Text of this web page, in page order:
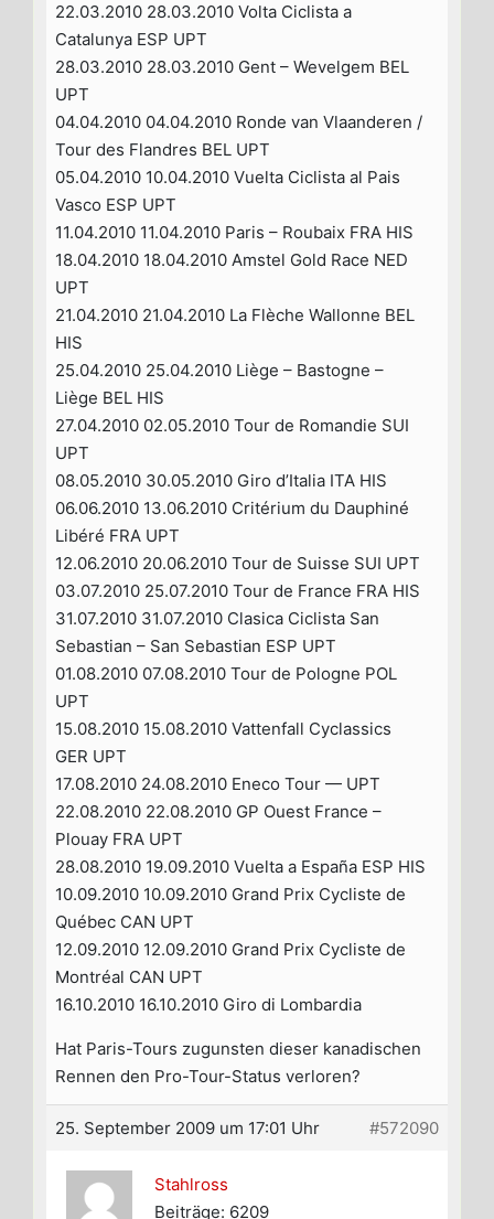
22.03.2010 28.03.2010 Volta Ciclista a
Catalunya ESP UPT
28.03.2010 28.03.2010 Gent – Wevelgem BEL
UPT
04.04.2010 04.04.2010 Ronde van Vlaanderen /
Tour des Flandres BEL UPT
05.04.2010 10.04.2010 Vuelta Ciclista al Pais
Vasco ESP UPT
11.04.2010 11.04.2010 Paris – Roubaix FRA HIS
18.04.2010 18.04.2010 Amstel Gold Race NED
UPT
21.04.2010 21.04.2010 La Flèche Wallonne BEL
HIS
25.04.2010 25.04.2010 Liège – Bastogne –
Liège BEL HIS
27.04.2010 02.05.2010 Tour de Romandie SUI
UPT
08.05.2010 30.05.2010 Giro d’Italia ITA HIS
06.06.2010 13.06.2010 Critérium du Dauphiné
Libéré FRA UPT
12.06.2010 20.06.2010 Tour de Suisse SUI UPT
03.07.2010 25.07.2010 Tour de France FRA HIS
31.07.2010 31.07.2010 Clasica Ciclista San
Sebastian – San Sebastian ESP UPT
01.08.2010 07.08.2010 Tour de Pologne POL
UPT
15.08.2010 15.08.2010 Vattenfall Cyclassics
GER UPT
17.08.2010 24.08.2010 Eneco Tour — UPT
22.08.2010 22.08.2010 GP Ouest France –
Plouay FRA UPT
28.08.2010 19.09.2010 Vuelta a España ESP HIS
10.09.2010 10.09.2010 Grand Prix Cycliste de
Québec CAN UPT
12.09.2010 12.09.2010 Grand Prix Cycliste de
Montréal CAN UPT
16.10.2010 16.10.2010 Giro di Lombardia
Hat Paris-Tours zugunsten dieser kanadischen
Rennen den Pro-Tour-Status verloren?
25. September 2009 um 17:01 Uhr #572090
Stahlross
Beiträge: 6209